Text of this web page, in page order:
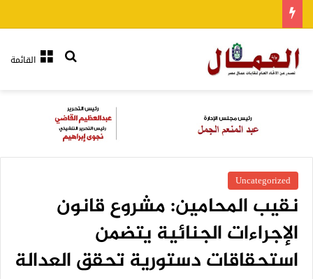
القائمةبحث عن
Uncategorized
نقيب المحامين: مشروع قانون
الإجراءات الجنائية يتضمن
استحقاقات دستورية تحقق العدالة